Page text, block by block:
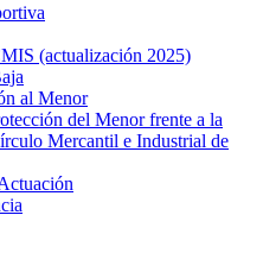
(actualización 2025)
al Menor
del Menor frente a la
Mercantil e Industrial de